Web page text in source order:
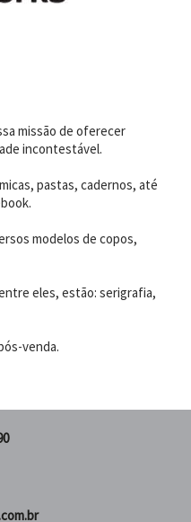
missão de oferecer
incontestável.
pastas, cadernos, até
modelos de copos,
eles, estão: serigrafia,
venda.